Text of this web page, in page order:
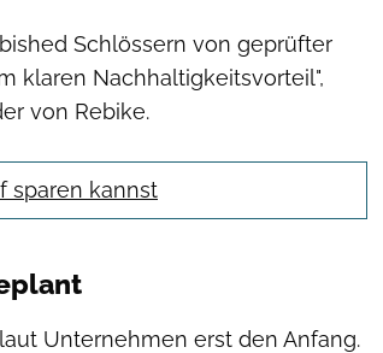
Schlössern von geprüfter
klaren Nachhaltigkeitsvorteil",
von Rebike.
sparen kannst
Unternehmen erst den Anfang.